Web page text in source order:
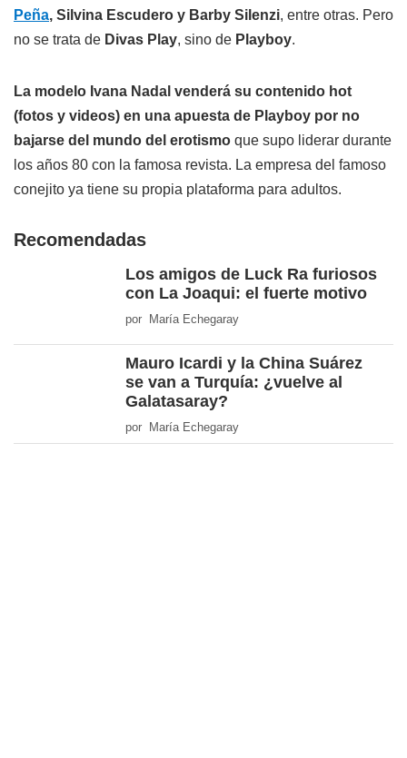
Peña, Silvina Escudero y Barby Silenzi, entre otras. Pero
no se trata de Divas Play, sino de Playboy.
La modelo Ivana Nadal venderá su contenido hot
(fotos y videos) en una apuesta de Playboy por no
bajarse del mundo del erotismo que supo liderar durante
los años 80 con la famosa revista. La empresa del famoso
conejito ya tiene su propia plataforma para adultos.
Recomendadas
Los amigos de Luck Ra furiosos
con La Joaqui: el fuerte motivo
por María Echegaray
Mauro Icardi y la China Suárez
se van a Turquía: ¿vuelve al
Galatasaray?
por María Echegaray